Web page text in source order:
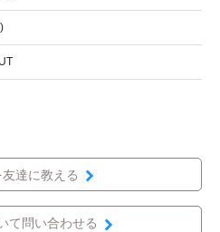
達に教える
て問い合わせる